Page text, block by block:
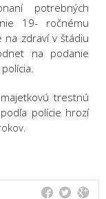
potrebných
19- ročnému
na zdraví v štádiu
na podanie
trestnú
polície hrozí